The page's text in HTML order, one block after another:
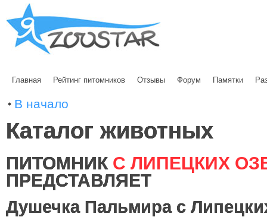
Главная Рейтинг питомников Отзывы Форум Памятки
В начало
Каталог животных
ПИТОМНИК С ЛИПЕЦКИХ
ПРЕДСТАВЛЯЕТ
Душечка Пальмира с